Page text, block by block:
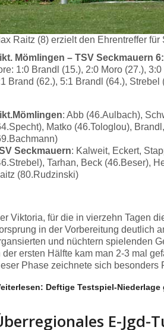
Raitz (8) erzielt den Ehrentreffer für
Mömlingen – TSV Seckmauern
1:0 Brandl (15.), 2:0 Moro (27.),
Brand (62.), 5:1 Brandl (64.), Strebel
: Abb (46.Aulbach),
Matko (46.Tologlou),
Seckmauern: Kalweit, Eckert,
Tarhan, Beck (46.Beser),
(80.Rudzinski)
Viktoria, für die in vierzehn Tagen
in der Vorbereitung deutlich
und nüchtern spielenden
der ersten Hälfte kam man 2-3 mal
Phase zeichnete sich besonders
Deftige Testspiel-
E-Jgd-